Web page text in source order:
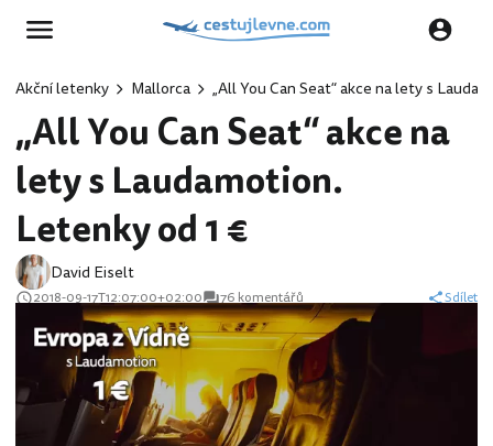
Akční letenky Mallorca „All You Can Seat“ akce na lety s
„All You Can Seat“ akce na
lety s Laudamotion.
Letenky od 1 €
David Eiselt
2018-09-17T12:07:00+02:00 76 komentářů Sdílet